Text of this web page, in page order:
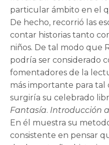
particular ámbito en el
De hecho, recorrió las
contar historias tanto
niños. De tal modo que
podría ser considerado
fomentadores de la
más importante para tal
surgiría su celebrado
Fantasía. Introducción
En él muestra su
consistente en pensar